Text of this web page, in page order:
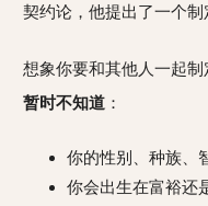
契约论，他提出了一个制
想象你要和其他人一起制
暂时不知道 ：
你的性别、种族、
你会出生在富裕还